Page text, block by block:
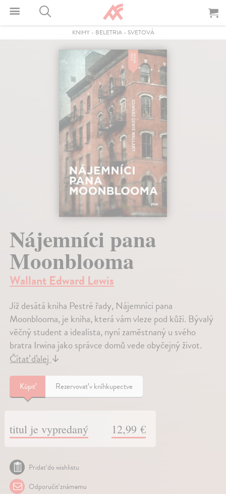
KNIHY- BELETRIA- SVETOVÁ
Nájemníci pana
Moonblooma
Wallant Edward Lewis
Již desátá kniha Pestré řady, Nájemníci pana
Moonblooma, je kniha, která vám vleze pod kůži. Bývalý
věčný student a idealista, nyní zaměstnaný u svého
bratra Irwina jako správce domů vede obyčejný život.
Čítať ďalej↓
Kúpiť Rezervovať v kníhkupectve
titul je vypredaný 12,99 €
Pridať do wishlistu
Odporučiť známemu